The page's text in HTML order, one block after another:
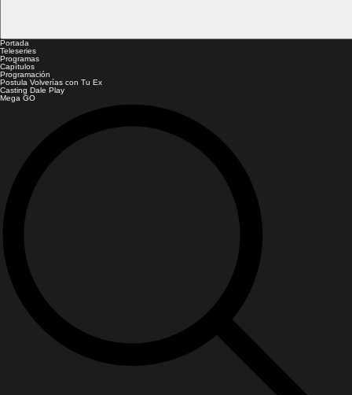
Portada
Teleseries
Programas
Capítulos
Programación
Postula Volverías con Tu Ex
Casting Dale Play
Mega GO